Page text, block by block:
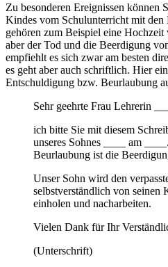
Zu besonderen Ereignissen können
Kindes vom Schulunterricht mit den
gehören zum Beispiel eine
aber der Tod und die Beerdigung
empfiehlt es sich zwar am besten
es geht aber auch schriftlich. Hier
Entschuldigung bzw. Beurlaubung
Sehr geehrte Frau Lehrerin
ich bitte Sie mit diesem
unseres Sohnes ____ am
Beurlaubung ist die
Unser Sohn wird den
selbstverständlich von seinen
einholen und nacharbeiten.
Vielen Dank für Ihr
(Unterschrift)